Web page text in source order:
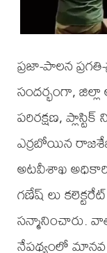
ప్రజా-పాలన
సందర్భంగా,
పరిరక్షణ,
ఎర్రబోయిన
అటవీశాఖ
గణేష్ లు
సన్మానించారు.
నేపథ్యంలో మానవ